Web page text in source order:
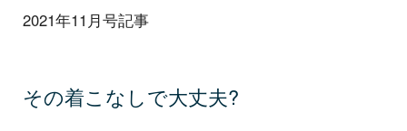
2021年11月号記事
その着こなしで大丈夫?